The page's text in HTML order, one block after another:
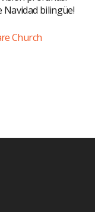
Navidad bilingüe!
Church